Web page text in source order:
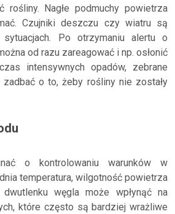
rośliny. Nagłe podmuchy powietrza
Czujniki deszczu czy wiatru są
Po otrzymaniu alertu o
od razu zareagować i np. osłonić
intensywnych opadów, zebrane
o to, żeby rośliny nie zostały
o kontrolowaniu warunków w
temperatura, wilgotność powietrza
węgla może wpłynąć na
które często są bardziej wrażliwe